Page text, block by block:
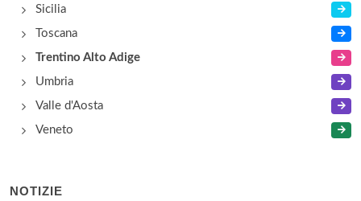
Sicilia
Toscana
Trentino Alto Adige
Umbria
Valle d'Aosta
Veneto
NOTIZIE